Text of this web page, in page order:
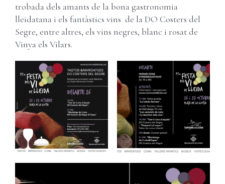
Register
trobada dels amants de la bona gastronomia
lleidatana i els fantàstics vins de la DO Costers del
Segre, entre altres, els vins negres, blanc i rosat de
Vinya els Vilars.